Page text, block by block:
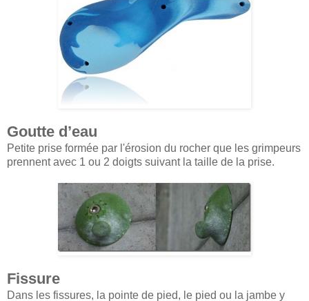
Goutte d’eau
Petite prise formée par l'érosion du rocher que les grimpeurs
prennent avec 1 ou 2 doigts suivant la taille de la prise.
Fissure
Dans les fissures, la pointe de pied, le pied ou la jambe y